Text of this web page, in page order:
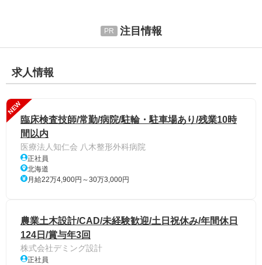
注目情報
求人情報
NEW
臨床検査技師/常勤/病院/駐輪・駐車場あり/残業10時
間以内
医療法人知仁会 八木整形外科病院
正社員
北海道
月給22万4,900円～30万3,000円
農業土木設計/CAD/未経験歓迎/土日祝休み/年間休日
124日/賞与年3回
株式会社デミング設計
正社員